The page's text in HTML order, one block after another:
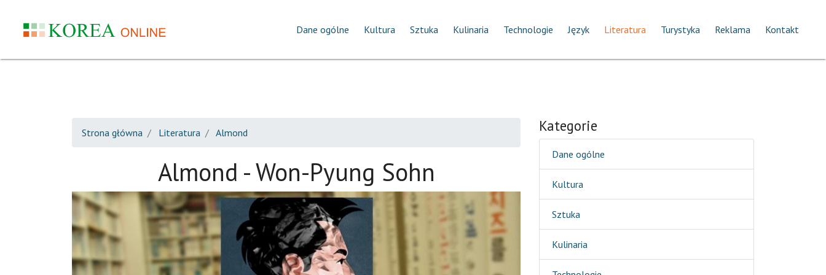
Dane ogólne Kultura Sztuka Kulinaria Technologie Język Literatura Turystyka Reklama Kontakt
Strona główna Literatura Almond
Almond - Won-Pyung Sohn
Kategorie
Dane ogólne
Kultura
Sztuka
Kulinaria